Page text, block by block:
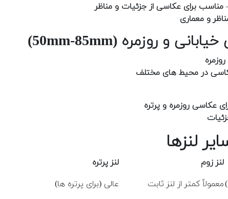
مناسب برای عکاسی از جزئیات و مناظر
و معماری
در محیط های مختلف
عکاسی روزمره و پرتره
لنزها
لنز زوم
لنز پرتره
معمولاً کمتر از لنز ثابت
عالی (برای پرتره ها)